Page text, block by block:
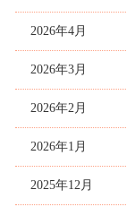
2026年4月
2026年3月
2026年2月
2026年1月
2025年12月